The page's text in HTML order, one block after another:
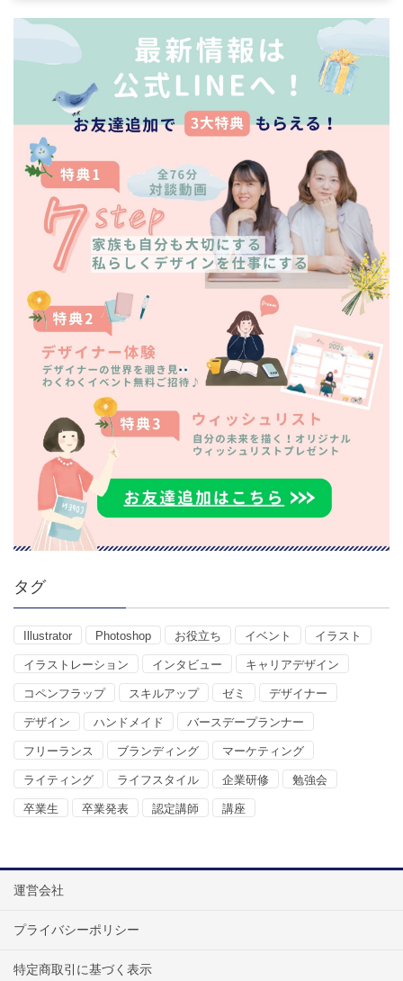
タグ
Illustrator Photoshop お役立ち イベント イラスト
イラストレーション インタビュー キャリアデザイン
コペンフラップ スキルアップ ゼミ デザイナー
デザイン ハンドメイド バースデープランナー
フリーランス ブランディング マーケティング
ライティング ライフスタイル 企業研修 勉強会
卒業生 卒業発表 認定講師 講座
運営会社
プライバシーポリシー
特定商取引に基づく表示